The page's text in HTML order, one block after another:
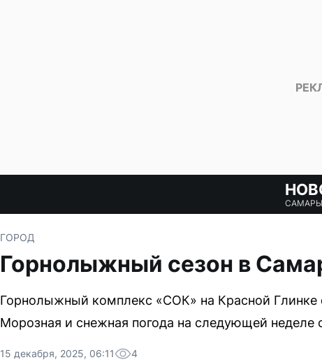
САМАРЫ
ГОРОД
Горнолыжный сезон в
Горнолыжный комплекс «СОК» на Красной Глинке
Морозная и снежная погода на следующей неделе
15 декабря, 2025, 06:11 4